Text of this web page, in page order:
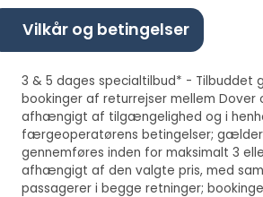
Vilkår og betingelser
3 & 5 dages specialtilbud* - Tilbuddet
bookinger af returrejser mellem Dover
afhængigt af tilgængelighed og i
færgeoperatørens betingelser;
gennemføres inden for maksimalt 3
afhængigt af den valgte pris, med
passagerer i begge retninger;